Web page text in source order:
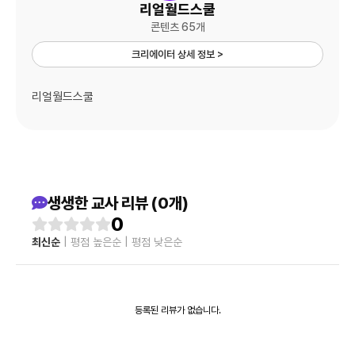
리얼월드스쿨
콘텐츠 65개
크리에이터 상세 정보 >
리얼월드스쿨
생생한 교사 리뷰 (0개)
0
최신순 평점 높은순 평점 낮은순
등록된 리뷰가 없습니다.